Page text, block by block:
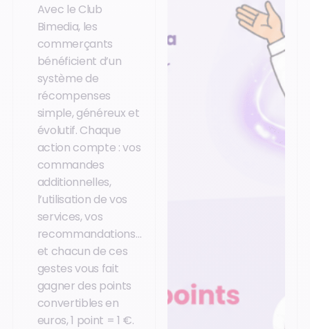
Avec le Club
Bimedia, les
commerçants
bénéficient d’un
système de
récompenses
simple, généreux et
évolutif. Chaque
action compte : vos
commandes
additionnelles,
l’utilisation de vos
services, vos
recommandations…
et chacun de ces
gestes vous fait
gagner des points
convertibles en
euros, 1 point = 1 €.